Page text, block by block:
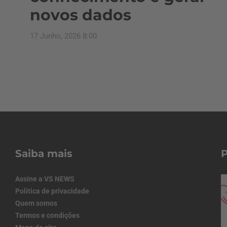
novos dados
17 Junho, 2026 8:00
Saiba mais
Assine a VS NEWS
Política de privacidade
Quem somos
Termos e condições